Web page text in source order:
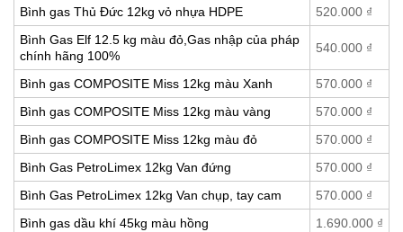
Bình gas Thủ Đức 12kg vỏ nhựa HDPE
520.000 ₫
Bình Gas Elf 12.5 kg màu đỏ,Gas nhập của pháp
chính hãng 100%
540.000 ₫
Bình gas COMPOSITE Miss 12kg màu Xanh 570.000 ₫
Bình gas COMPOSITE Miss 12kg màu vàng
570.000 ₫
Bình gas COMPOSITE Miss 12kg màu đỏ
570.000 ₫
Bình Gas PetroLimex 12kg Van đứng
570.000 ₫
Bình Gas PetroLimex 12kg Van chụp, tay cam
570.000 ₫
Bình gas dầu khí 45kg màu hồng
1.690.000 ₫